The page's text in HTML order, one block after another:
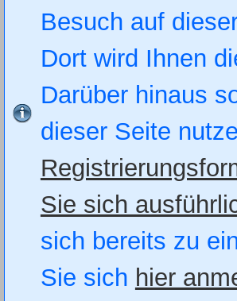
Besuch auf
Dort wird Ihnen
Darüber hinaus
dieser Seite
Sie sich
sich bereits zu
Sie sich hier